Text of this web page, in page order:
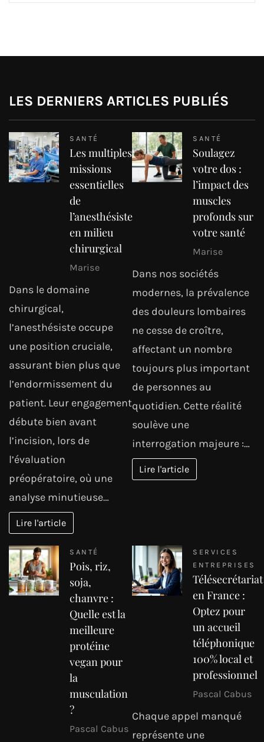
LES DERNIERS ARTICLES PUBLIÉS
SANTÉ
Les multiples
missions
essentielles
de
l’anesthésiste
en milieu
chirurgical
Marise
Dans le domaine
chirurgical,
l’anesthésiste occupe
une position cruciale,
assurant bien plus que
l’endormissement du
patient. Leur engagement
débute bien avant
l’incision, lors de
l’évaluation
préopératoire, où une
analyse minutieuse…
Lire l'article
SANTÉ
Soulagez
votre dos :
l’impact des
muscles
profonds sur
votre santé
Marise
Dans nos sociétés
modernes, la prévalence
des douleurs lombaires
ne cesse de croître,
affectant un nombre
toujours plus important
de personnes au
quotidien. Cette réalité
soulève une
interrogation majeure :…
Lire l'article
SANTÉ
Pois, riz,
soja,
chanvre :
Quelle est la
meilleure
protéine
vegan pour
la
musculation
?
Pascal Cabus
SERVICES
ENTREPRISES
Télésecrétariat
en France :
Optez pour
un accueil
téléphonique
100% local et
professionnel
Pascal Cabus
Chaque appel manqué
représente une